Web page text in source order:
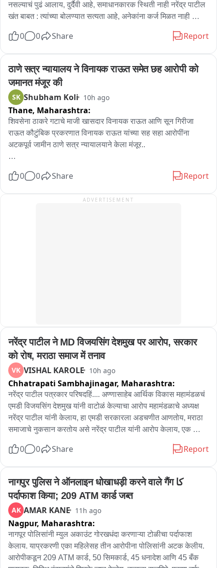
हा संपूर्ण प्रकार दिनांक 30 जुलै 2026 च्या रात्री साडे अकरा ते एक
ऑगस्ट सकाळी साडे अकराच्या दरम्यान बारामती शहरातील जामदार रोड
नसल्याचं पुढं आलाय, दुर्दैवी आहे, समाधानकारक स्थिती नाही नरेंद्र पाटील
खंत बाबत : त्यांच्या बोलण्यात सत्यता आहे, अनेकांना कर्ज मिळत नाही
फक्त घोषणा असते मात्र मंडळ अपंग असते, त्यांची व्यथा योग्य आहे ते
ऐकतील असे मुळीच नाही, सरकार आर्थिक दृष्ट्या सक्षम नाही त्यामुळं असते
घडते आहे असे मला वाटते ओन प्रमाणपत्र रद्द : कुणबी प्रमाणपत्र शैक्षणिक
हेतूने आपण घेतले आहे नोकरी साठी घेतले आहे या प्रमाणपत्र चा राजकीय
लाभ घेऊ नये असे माझे वैयक्तिक मत आहे...
0 0 Share Report
ठाणे सत्र न्यायालय ने विनायक राऊत समेत छह आरोपी को
जमानत मंजूर की
SK Shubham Koli 10h ago
Thane, Maharashtra:
शिवसेना ठाकरे गटाचे माजी खासदार विनायक राऊत आणि सून गिरीजा
राऊत कौटुंबिक प्रकरणात विनायक राऊत यांच्या सह सहा आरोपींना
अटकपूर्व जामीन ठाणे सत्र न्यायालयाने केला मंजूर..
0 0 Share Report
ADVERTISEMENT
नरेंद्र पाटील ने MD विजयसिंग देशमुख पर आरोप, सरकार
को रोष, मराठा समाज में तनाव
VK VISHAL KAROLE 10h ago
Chhatrapati Sambhajinagar, Maharashtra:
नरेंद्र पाटील पत्रकार परिषदहिं.... अण्णासाहेब आर्थिक विकास महामंडळचं
एमडी विजयसिंग देशमुख यांनी वाटोळं केल्याचा आरोप महामंडळाचे अध्यक्ष
नरेंद्र पाटील यांनी केलाय, हा एमडी सरकारला अडचणीत आणतोय, मराठा
समाजाचे नुकसान करतोय असे नरेंद्र पाटील यांनी आरोप केलाय, एक
करण्याची गरज असल्याचे पाटील म्हणाले...यांच्या पाठीशी कुणीतरी आहे
म्हणाले... एमडी ने प्रमाणपत्र देतांना अटी सांगितल्या कर्ज देताना, उत्पन्नाची
अट घातली, या अटी शर्ती मूळ मराठा समाज मागे पडला... एमडी च्या मनमानी
मूळ फटका बसला आहे...अनेकांना कर्ज मिळू शकले नाही...2024 25 अनेक
प्रमाणपत्र रद्द करण्यात आले आहे...शासनाच्या विरोधात लोकांमध्ये रोष
निर्माण करण्याचे काम महामंडळाचे एमडी करताय...या मुळे मराठा समाज
नाराज झालाय...याबाबत समाजाने मुख्यमंत्री सोबत बैठकीचे मागणी
केलीय...मी मुख्यमंत्र्यांना अनेक वेळ सांगितले आहे आणि पुन्हा एकदा भेटणार
असे नरेंद पाटील म्हणाले..अधिकार्यामुळे सरकार बद्दल रोष निर्माण होतोय
0 0 Share Report
नागपुर पुलिस ने ऑनलाइन धोखाधड़ी करने वाले गैंग کا
पर्दाफाश किया; 209 ATM कार्ड जब्त
AK AMAR KANE 11h ago
Nagpur, Maharashtra:
नागपूर पोलिसांनी म्युल अकाउंट गोरखधंदा करणाऱ्या टोळीचा पर्दाफाश
केलाय. याप्रकरणी एका महिलेसह तीन आरोपीना पोलिसांनी अटक केलीय.
आरोपीकडून 209 ATM कार्ड, 50 सिमकार्ड, 45 धनादेश आणि 45 बँक